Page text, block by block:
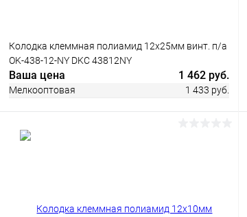
Колодка клеммная полиамид 12х25мм винт. п/а
OK-438-12-NY DKC 43812NY
Ваша цена 1 462 руб.
Мелкооптовая 1 433 руб.